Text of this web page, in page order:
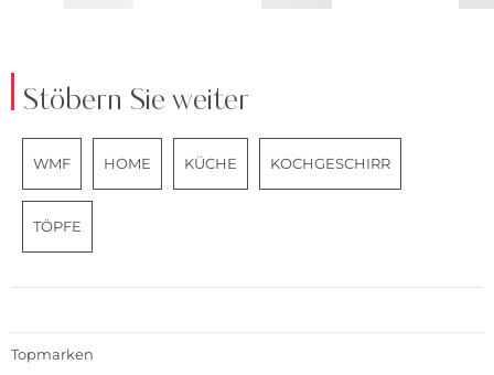
Stöbern Sie weiter
WMF HOME KÜCHE KOCHGESCHIRR
TÖPFE
Topmarken